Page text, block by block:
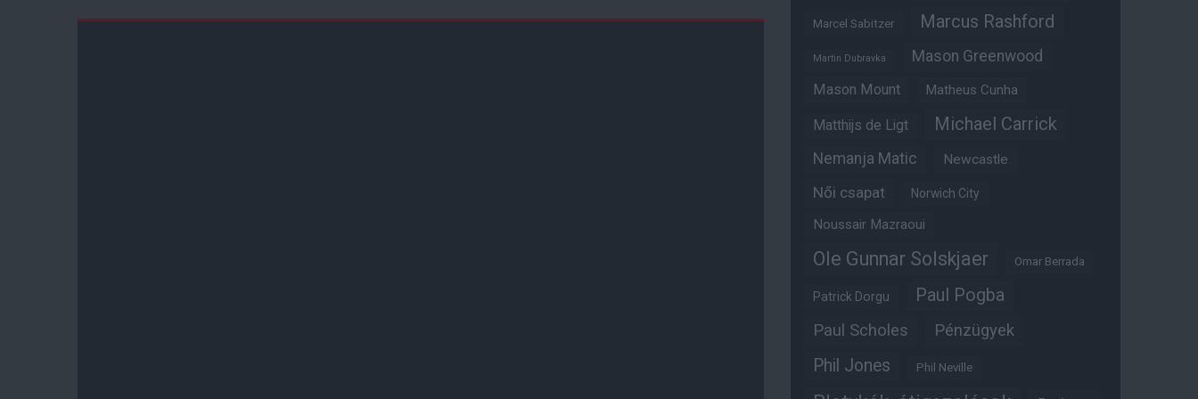
Marcel Sabitzer Marcus Rashford
Martin Dubravka Mason Greenwood
Mason Mount Matheus Cunha
Matthijs de Ligt Michael Carrick
Nemanja Matic Newcastle
Női csapat Norwich City
Noussair Mazraoui
Ole Gunnar Solskjaer Omar Berrada
Patrick Dorgu Paul Pogba
Paul Scholes Pénzügyek
Phil Jones Phil Neville